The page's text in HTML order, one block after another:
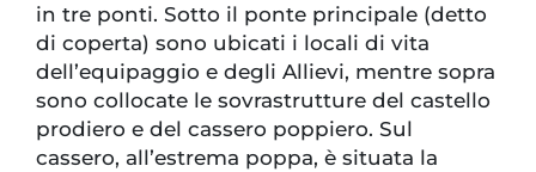
in tre ponti. Sotto il ponte principale (detto
di coperta) sono ubicati i locali di vita
dell’equipaggio e degli Allievi, mentre sopra
sono collocate le sovrastrutture del castello
prodiero e del cassero poppiero. Sul
cassero, all’estrema poppa, è situata la